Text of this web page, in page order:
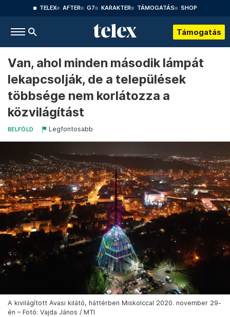
TELEX AFTER G7 KARAKTER TÁMOGATÁS SHOP
Támogatás
Van, ahol minden második lámpát
lekapcsolják, de a települések
többsége nem korlátozza a
közvilágítást
BELFÖLD Legfontosabb
A kivilágított Avasi kilátó, háttérben Miskolccal 2020. november 29-
én – Fotó: Vajda János / MTI